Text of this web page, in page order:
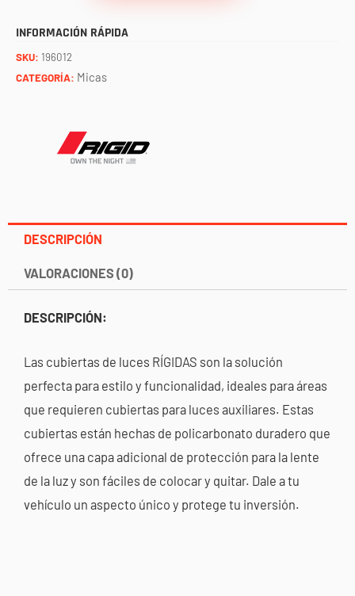
revolve
INFORMACIÓN RÁPIDA
SKU: 196012
CATEGORÍA: Micas
DESCRIPCIÓN
VALORACIONES (0)
DESCRIPCIÓN:
Las cubiertas de luces RÍGIDAS son la solución
perfecta para estilo y funcionalidad, ideales para áreas
que requieren cubiertas para luces auxiliares. Estas
cubiertas están hechas de policarbonato duradero que
ofrece una capa adicional de protección para la lente
de la luz y son fáciles de colocar y quitar. Dale a tu
vehículo un aspecto único y protege tu inversión.